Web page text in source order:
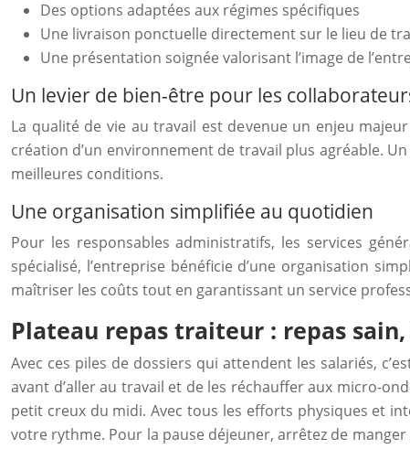
Des options adaptées aux régimes spécifiques
Une livraison ponctuelle directement sur le lieu de
Une présentation soignée valorisant l’image de
Un levier de bien-être pour les
La qualité de vie au travail est devenue un enjeu
création d’un environnement de travail plus agréable.
meilleures conditions.
Une organisation simplifiée au quotidien
Pour les responsables administratifs, les services
spécialisé, l’entreprise bénéficie d’une organisation
maîtriser les coûts tout en garantissant un service
Plateau repas traiteur : repas
Avec ces piles de dossiers qui attendent les salariés,
avant d’aller au travail et de les réchauffer aux micro-
petit creux du midi. Avec tous les efforts physiques et
votre rythme. Pour la pause déjeuner, arrêtez de